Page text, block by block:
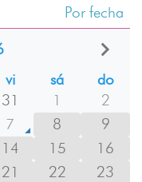
Por fecha
vi sá
do
31 1
2
7 8
9
14 15
16
21 22
23